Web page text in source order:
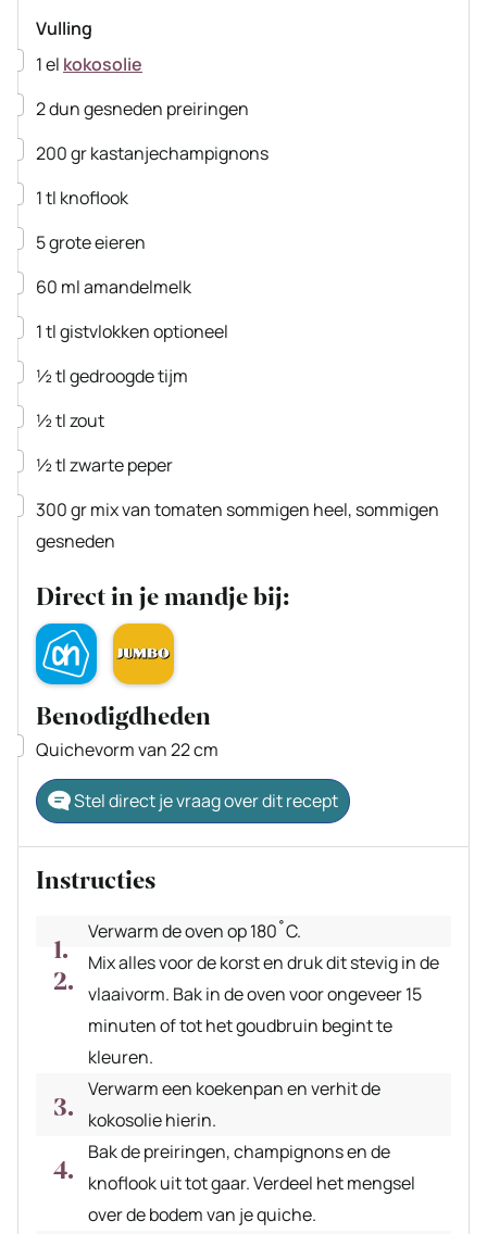
Vulling
▢
1el kokosolie
▢
2dun gesneden preiringen
▢
200grkastanjechampignons
▢
1tl knoflook
▢
5grote eieren
▢
60 mlamandelmelk
▢
1tlgistvlokkenoptioneel
▢
½tlgedroogde tijm
▢
½tlzout
▢
½tlzwarte peper
▢
300grmix van tomaten sommigen heel, sommigen
gesneden
Direct in je mandje bij:
Benodigdheden
▢
Quichevorm van 22 cm
Stel direct je vraag over dit recept
Instructies
Verwarm de oven op 180˚C.
Mix alles voor de korst en druk dit stevig in de
vlaaivorm. Bak in de oven voor ongeveer 15
minuten of tot het goudbruin begint te
kleuren.
Verwarm een koekenpan en verhit de
kokosolie hierin.
Bak de preiringen, champignons en de
knoflook uit tot gaar. Verdeel het mengsel
over de bodem van je quiche.